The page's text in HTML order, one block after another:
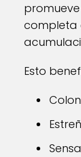
completa
Esto